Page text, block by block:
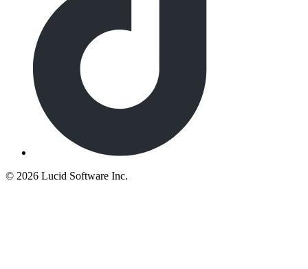
© 2026 Lucid Software Inc.